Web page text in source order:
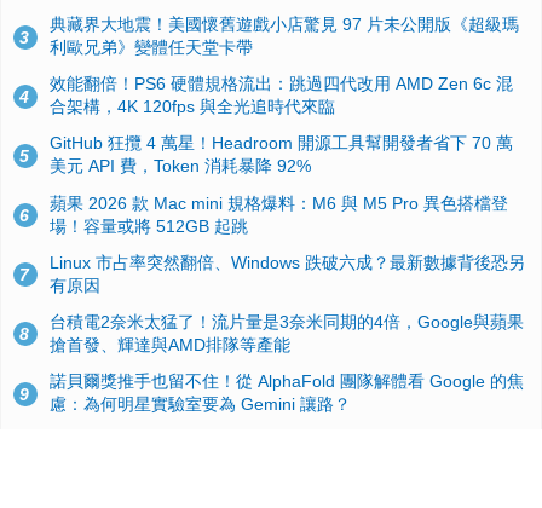
3
典藏界大地震！美國懷舊遊戲小店驚見 97 片未公開版《超級瑪
利歐兄弟》變體任天堂卡帶
4
效能翻倍！PS6 硬體規格流出：跳過四代改用 AMD Zen 6c 混
合架構，4K 120fps 與全光追時代來臨
5
GitHub 狂攬 4 萬星！Headroom 開源工具幫開發者省下 70 萬
美元 API 費，Token 消耗暴降 92%
6
蘋果 2026 款 Mac mini 規格爆料：M6 與 M5 Pro 異色搭檔登
場！容量或將 512GB 起跳
7
Linux 市占率突然翻倍、Windows 跌破六成？最新數據背後恐另
有原因
8
台積電2奈米太猛了！流片量是3奈米同期的4倍，Google與蘋果
搶首發、輝達與AMD排隊等產能
9
諾貝爾獎推手也留不住！從 AlphaFold 團隊解體看 Google 的焦
慮：為何明星實驗室要為 Gemini 讓路？